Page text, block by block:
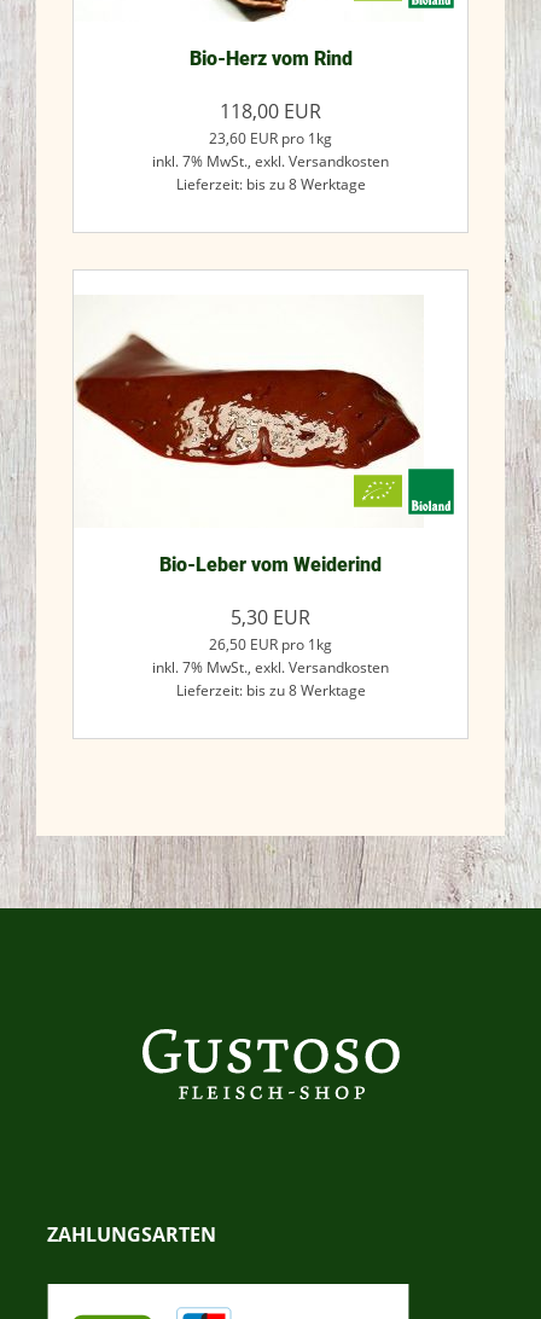
Bio-Herz vom Rind
118,00 EUR
23,60 EUR pro 1kg
inkl. 7% MwSt., exkl. Versandkosten
Lieferzeit: bis zu 8 Werktage
Bio-Leber vom Weiderind
5,30 EUR
26,50 EUR pro 1kg
inkl. 7% MwSt., exkl. Versandkosten
Lieferzeit: bis zu 8 Werktage
Jetzt kaufen
ZAHLUNGSARTEN